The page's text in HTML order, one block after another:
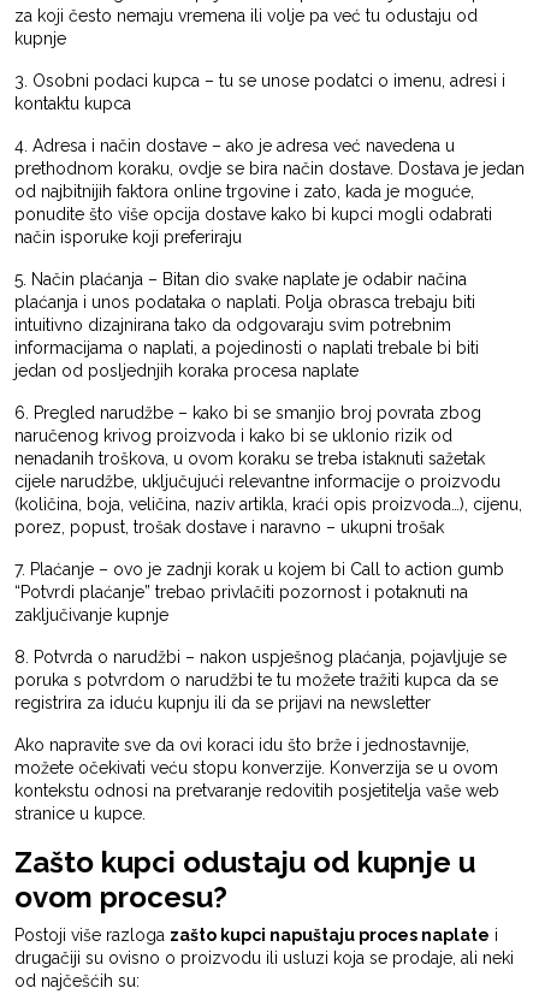
za koji često nemaju vremena ili volje pa već tu odustaju od
kupnje
3. Osobni podaci kupca – tu se unose podatci o imenu, adresi i
kontaktu kupca
4. Adresa i način dostave – ako je adresa već navedena u
prethodnom koraku, ovdje se bira način dostave. Dostava je jedan
od najbitnijih faktora online trgovine i zato, kada je moguće,
ponudite što više opcija dostave kako bi kupci mogli odabrati
način isporuke koji preferiraju
5. Način plaćanja – Bitan dio svake naplate je odabir načina
plaćanja i unos podataka o naplati. Polja obrasca trebaju biti
intuitivno dizajnirana tako da odgovaraju svim potrebnim
informacijama o naplati, a pojedinosti o naplati trebale bi biti
jedan od posljednjih koraka procesa naplate
6. Pregled narudžbe – kako bi se smanjio broj povrata zbog
naručenog krivog proizvoda i kako bi se uklonio rizik od
nenadanih troškova, u ovom koraku se treba istaknuti sažetak
cijele narudžbe, uključujući relevantne informacije o proizvodu
(količina, boja, veličina, naziv artikla, kraći opis proizvoda…), cijenu,
porez, popust, trošak dostave i naravno – ukupni trošak
7. Plaćanje – ovo je zadnji korak u kojem bi Call to action gumb
“Potvrdi plaćanje” trebao privlačiti pozornost i potaknuti na
zaključivanje kupnje
8. Potvrda o narudžbi – nakon uspješnog plaćanja, pojavljuje se
poruka s potvrdom o narudžbi te tu možete tražiti kupca da se
registrira za iduću kupnju ili da se prijavi na newsletter
Ako napravite sve da ovi koraci idu što brže i jednostavnije,
možete očekivati veću stopu konverzije. Konverzija se u ovom
kontekstu odnosi na pretvaranje redovitih posjetitelja vaše web
stranice u kupce.
Zašto kupci odustaju od kupnje u
ovom procesu?
Postoji više razloga zašto kupci napuštaju proces naplate i
drugačiji su ovisno o proizvodu ili usluzi koja se prodaje, ali neki
od najčešćih su: